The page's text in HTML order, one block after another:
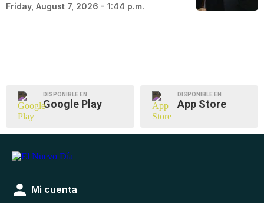
Friday, August 7, 2026 - 1:44 p.m.
DISPONIBLE EN
Google Play
DISPONIBLE EN
App Store
Mi cuenta